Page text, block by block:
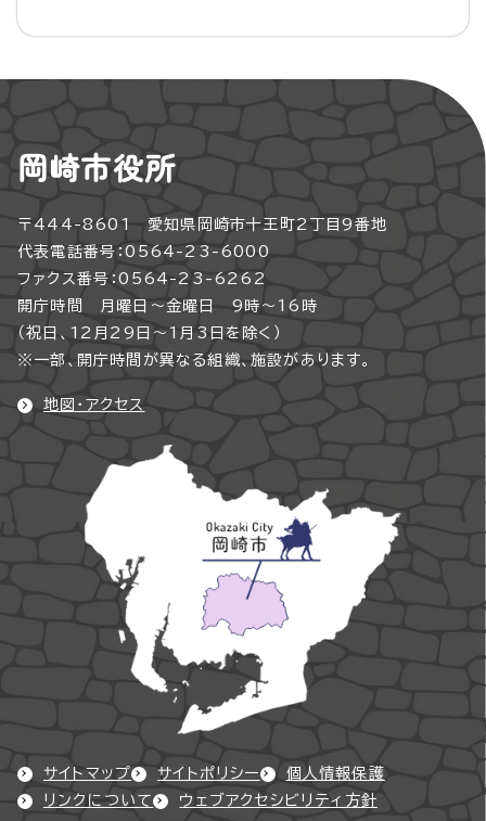
岡崎市役所
〒444-8601 愛知県岡崎市十王町2丁目9番地
代表電話番号：0564-23-6000
ファクス番号：0564-23-6262
開庁時間 月曜日～金曜日 9時～16時
（祝日、12月29日～1月3日を除く）
※一部、開庁時間が異なる組織、施設があります。
地図・アクセス
サイトマップ サイトポリシー
個人情報保護
リンクについて
ウェブアクセシビリティ方針